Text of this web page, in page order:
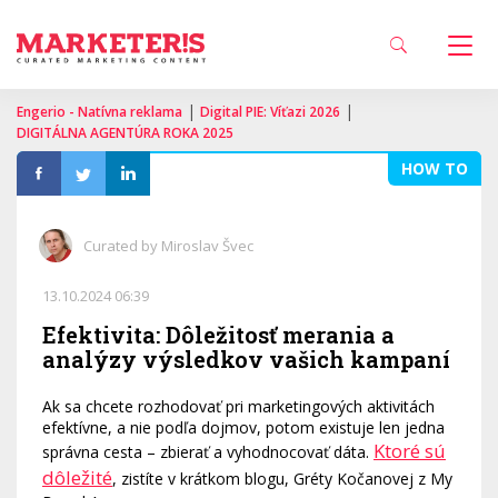
Engerio - Natívna reklama | Digital PIE: Víťazi 2026 |
DIGITÁLNA AGENTÚRA ROKA 2025
HOW TO
Curated by Miroslav Švec
13.10.2024 06:39
Efektivita: Dôležitosť merania a
analýzy výsledkov vašich kampaní
Ak sa chcete rozhodovať pri marketingových aktivitách
efektívne, a nie podľa dojmov, potom existuje len jedna
správna cesta – zbierať a vyhodnocovať dáta. Ktoré sú
dôležité, zistíte v krátkom blogu, Gréty Kočanovej z My